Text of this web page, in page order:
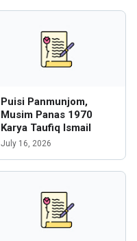
Puisi Panmunjom,
Musim Panas 1970
Karya Taufiq Ismail
July 16, 2026